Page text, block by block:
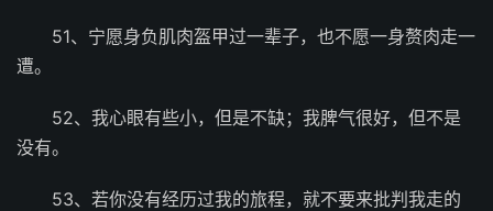
51、宁愿身负肌肉盔甲过一辈子，也不愿一身赘肉走一
遭。
52、我心眼有些小，但是不缺；我脾气很好，但不是
没有。
53、若你没有经历过我的旅程，就不要来批判我走的